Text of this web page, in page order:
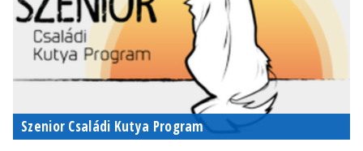
Szenior Családi Kutya Program